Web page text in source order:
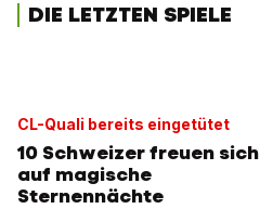
DIE LETZTEN SPIELE
CL-Quali bereits eingetütet
10 Schweizer freuen sich
auf magische
Sternennächte